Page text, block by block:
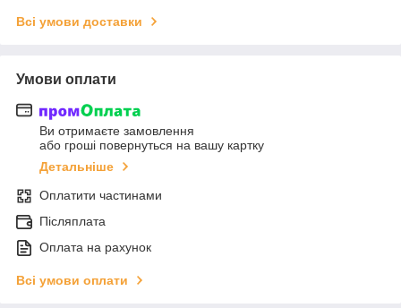
Всі умови доставки
Умови оплати
Ви отримаєте замовлення
або гроші повернуться на вашу картку
Детальніше
Оплатити частинами
Післяплата
Оплата на рахунок
Всі умови оплати